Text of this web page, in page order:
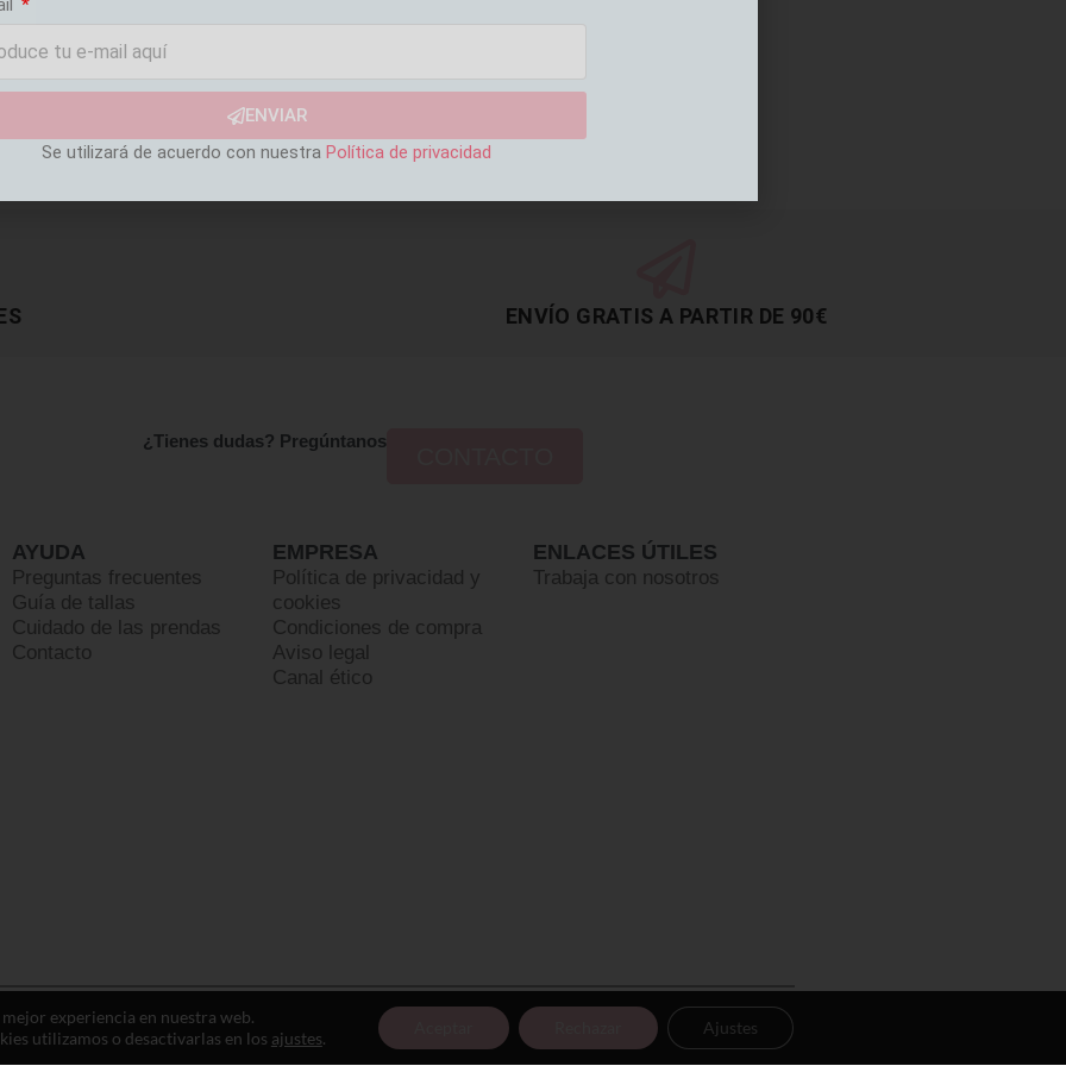
ENVÍO GRATIS A PARTIR DE 90€
¿Tienes dudas? Pregúntanos
AYUDA
Preguntas frecuentes
Guía de tallas
Cuidado de las prendas
Contacto
EMPRESA
Política de privacidad y
cookies
Condiciones de compra
Aviso legal
Canal ético
ENLACES ÚTILES
Trabaja con nosotros
experiencia en nuestra web.
utilizamos o desactivarlas en los ajustes.
Ajustes
ENVIAR
Se utilizará de acuerdo con nuestra Política de privacidad